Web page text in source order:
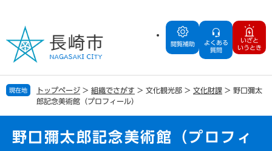
の
で
す
ー
ば
し
閲覧補助
よくある
質問
いざと
いうとき
現在地 トップページ > 組織でさがす > 文化観光部 > 文化財課 > 野口彌太
郎記念美術館（プロフィール）
野口彌太郎記念美術館（プロフィ